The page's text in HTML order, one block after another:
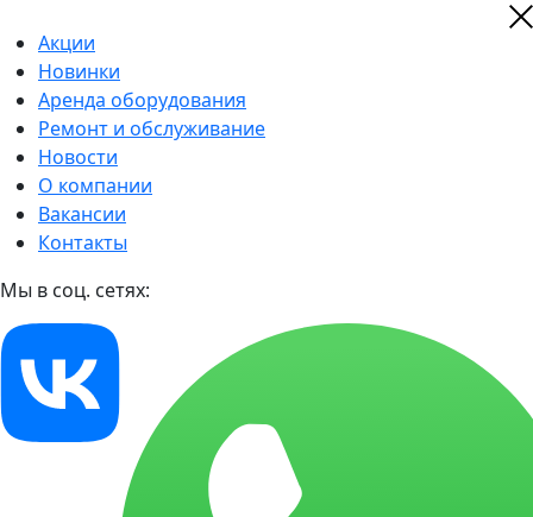
Акции
Новинки
Аренда оборудования
Ремонт и обслуживание
Новости
О компании
Вакансии
Контакты
Мы в соц. сетях: